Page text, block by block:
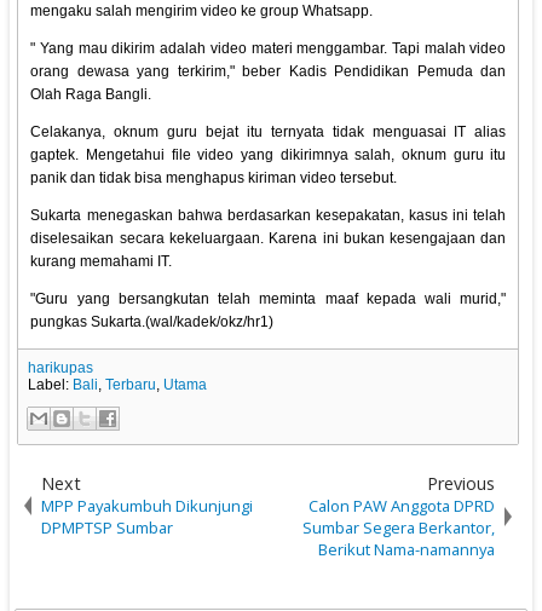
mengaku salah mengirim video ke group Whatsapp.
" Yang mau dikirim adalah video materi menggambar. Tapi malah video
orang dewasa yang terkirim," beber Kadis Pendidikan Pemuda dan
Olah Raga Bangli.
Celakanya, oknum guru bejat itu ternyata tidak menguasai IT alias
gaptek. Mengetahui file video yang dikirimnya salah, oknum guru itu
panik dan tidak bisa menghapus kiriman video tersebut.
Sukarta menegaskan bahwa berdasarkan kesepakatan, kasus ini telah
diselesaikan secara kekeluargaan. Karena ini bukan kesengajaan dan
kurang memahami IT.
"Guru yang bersangkutan telah meminta maaf kepada wali murid,"
pungkas Sukarta.(wal/kadek/okz/hr1)
harikupas
Label: Bali,Terbaru, Utama
Next
MPP Payakumbuh Dikunjungi
DPMPTSP Sumbar
Previous
Calon PAW Anggota DPRD
Sumbar Segera Berkantor,
Berikut Nama-namannya